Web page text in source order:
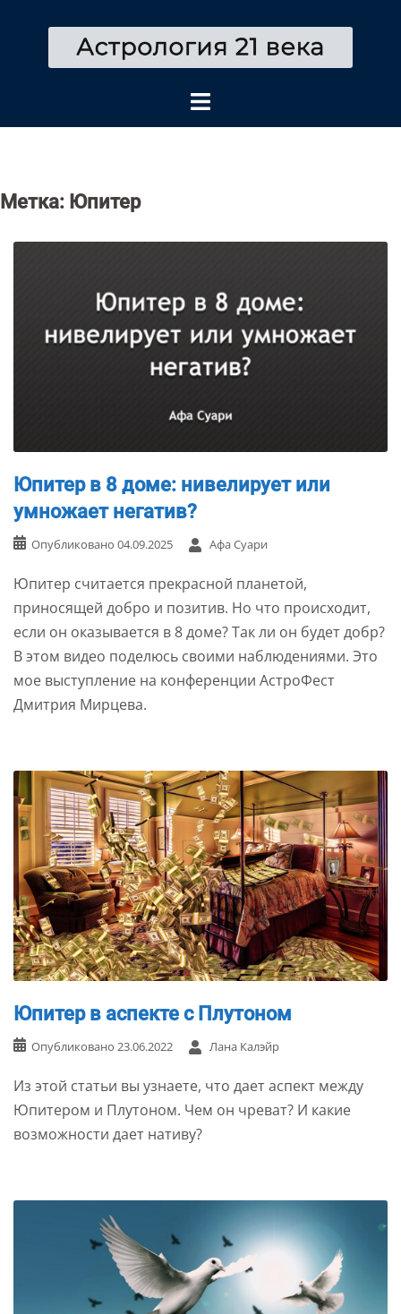
содержимому
Метка: Юпитер
Юпитер в 8 доме: нивелирует или
умножает негатив?
Опубликовано 04.09.2025 Афа Суари
Юпитер считается прекрасной планетой,
приносящей добро и позитив. Но что происходит,
если он оказывается в 8 доме? Так ли он будет добр?
В этом видео поделюсь своими наблюдениями. Это
мое выступление на конференции АстроФест
Дмитрия Мирцева.
Юпитер в аспекте с Плутоном
Опубликовано 23.06.2022 Лана Калэйр
Из этой статьи вы узнаете, что дает аспект между
Юпитером и Плутоном. Чем он чреват? И какие
возможности дает нативу?